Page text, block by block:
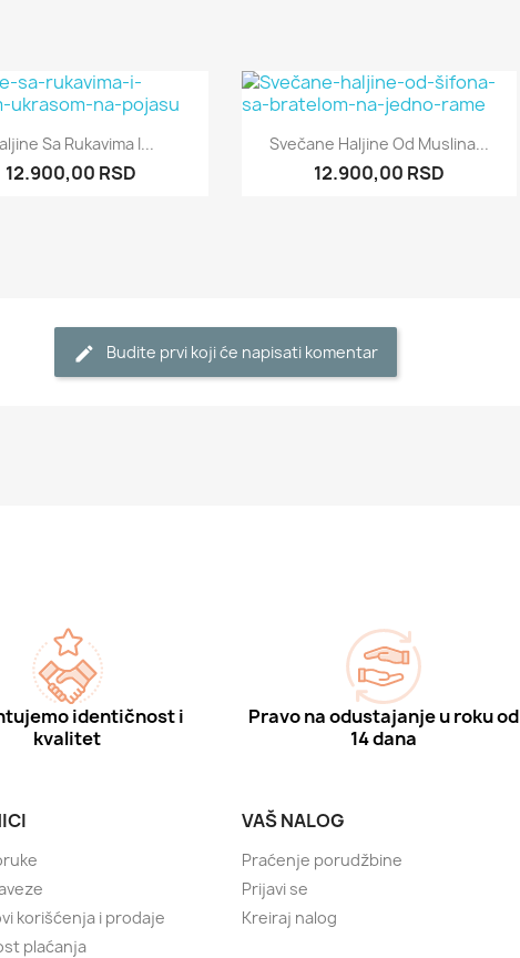
Pogledajte
Sa Rukavima I...
12.900,00 RSD
Pogledajte
Svečane Haljine Od Muslina...
12.900,00 RSD
Budite prvi koji će napisati komentar
identičnost i
kvalitet
Pravo na odustajanje u roku od
14 dana
korišćenja i prodaje
plaćanja
VAŠ NALOG
Praćenje porudžbine
Prijavi se
Kreiraj nalog